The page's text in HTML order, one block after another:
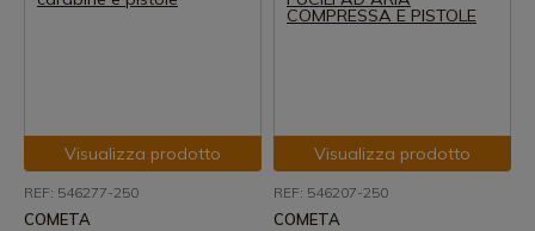
Visualizza prodotto
REF: 546277-250
COMETA
Visualizza prodotto
REF: 546207-250
COMETA